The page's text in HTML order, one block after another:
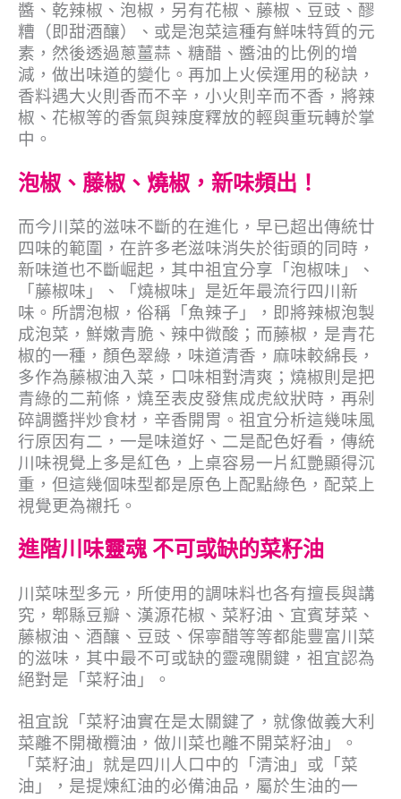
醬、乾辣椒、泡椒，另有花椒、藤椒、豆豉、醪
糟（即甜酒釀）、或是泡菜這種有鮮味特質的元
素，然後透過蔥薑蒜、糖醋、醬油的比例的增
減，做出味道的變化。再加上火侯運用的秘訣，
香料遇大火則香而不辛，小火則辛而不香，將辣
椒、花椒等的香氣與辣度釋放的輕與重玩轉於掌
中。
泡椒、藤椒、燒椒，新味頻出！
而今川菜的滋味不斷的在進化，早已超出傳統廿
四味的範圍，在許多老滋味消失於街頭的同時，
新味道也不斷崛起，其中祖宜分享「泡椒味」、
「藤椒味」、「燒椒味」是近年最流行四川新
味。所謂泡椒，俗稱「魚辣子」，即將辣椒泡製
成泡菜，鮮嫩青脆、辣中微酸；而藤椒，是青花
椒的一種，顏色翠綠，味道清香，麻味較綿長，
多作為藤椒油入菜，口味相對清爽；燒椒則是把
青綠的二荊條，燒至表皮發焦成虎紋狀時，再剁
碎調醬拌炒食材，辛香開胃。祖宜分析這幾味風
行原因有二，一是味道好、二是配色好看，傳統
川味視覺上多是紅色，上桌容易一片紅艷顯得沉
重，但這幾個味型都是原色上配點綠色，配菜上
視覺更為襯托。
進階川味靈魂 不可或缺的菜籽油
川菜味型多元，所使用的調味料也各有擅長與講
究，郫縣豆瓣、漢源花椒、菜籽油、宜賓芽菜、
藤椒油、酒釀、豆豉、保寧醋等等都能豐富川菜
的滋味，其中最不可或缺的靈魂關鍵，祖宜認為
絕對是「菜籽油」。
祖宜說「菜籽油實在是太關鍵了，就像做義大利
菜離不開橄欖油，做川菜也離不開菜籽油」。
「菜籽油」就是四川人口中的「清油」或「菜
油」，是提煉紅油的必備油品，屬於生油的一